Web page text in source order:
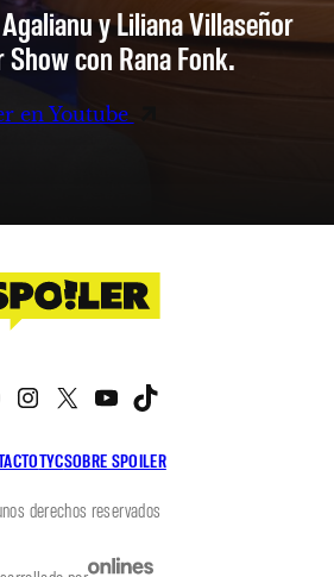
y Liliana Villaseñor
Show con Rana Fonk.
en Youtube
TYCSOBRE SPOILER
Facebook
Instagram
X YouTube
derechos reservados